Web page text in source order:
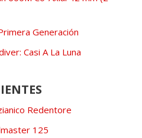
Generación
Casi A La Luna
Redentore
125